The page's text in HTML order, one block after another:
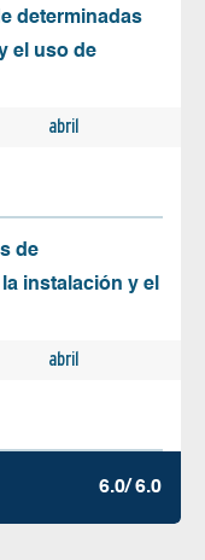
determinadas
el uso de
abril
de
instalación y el
abril
6.0/ 6.0